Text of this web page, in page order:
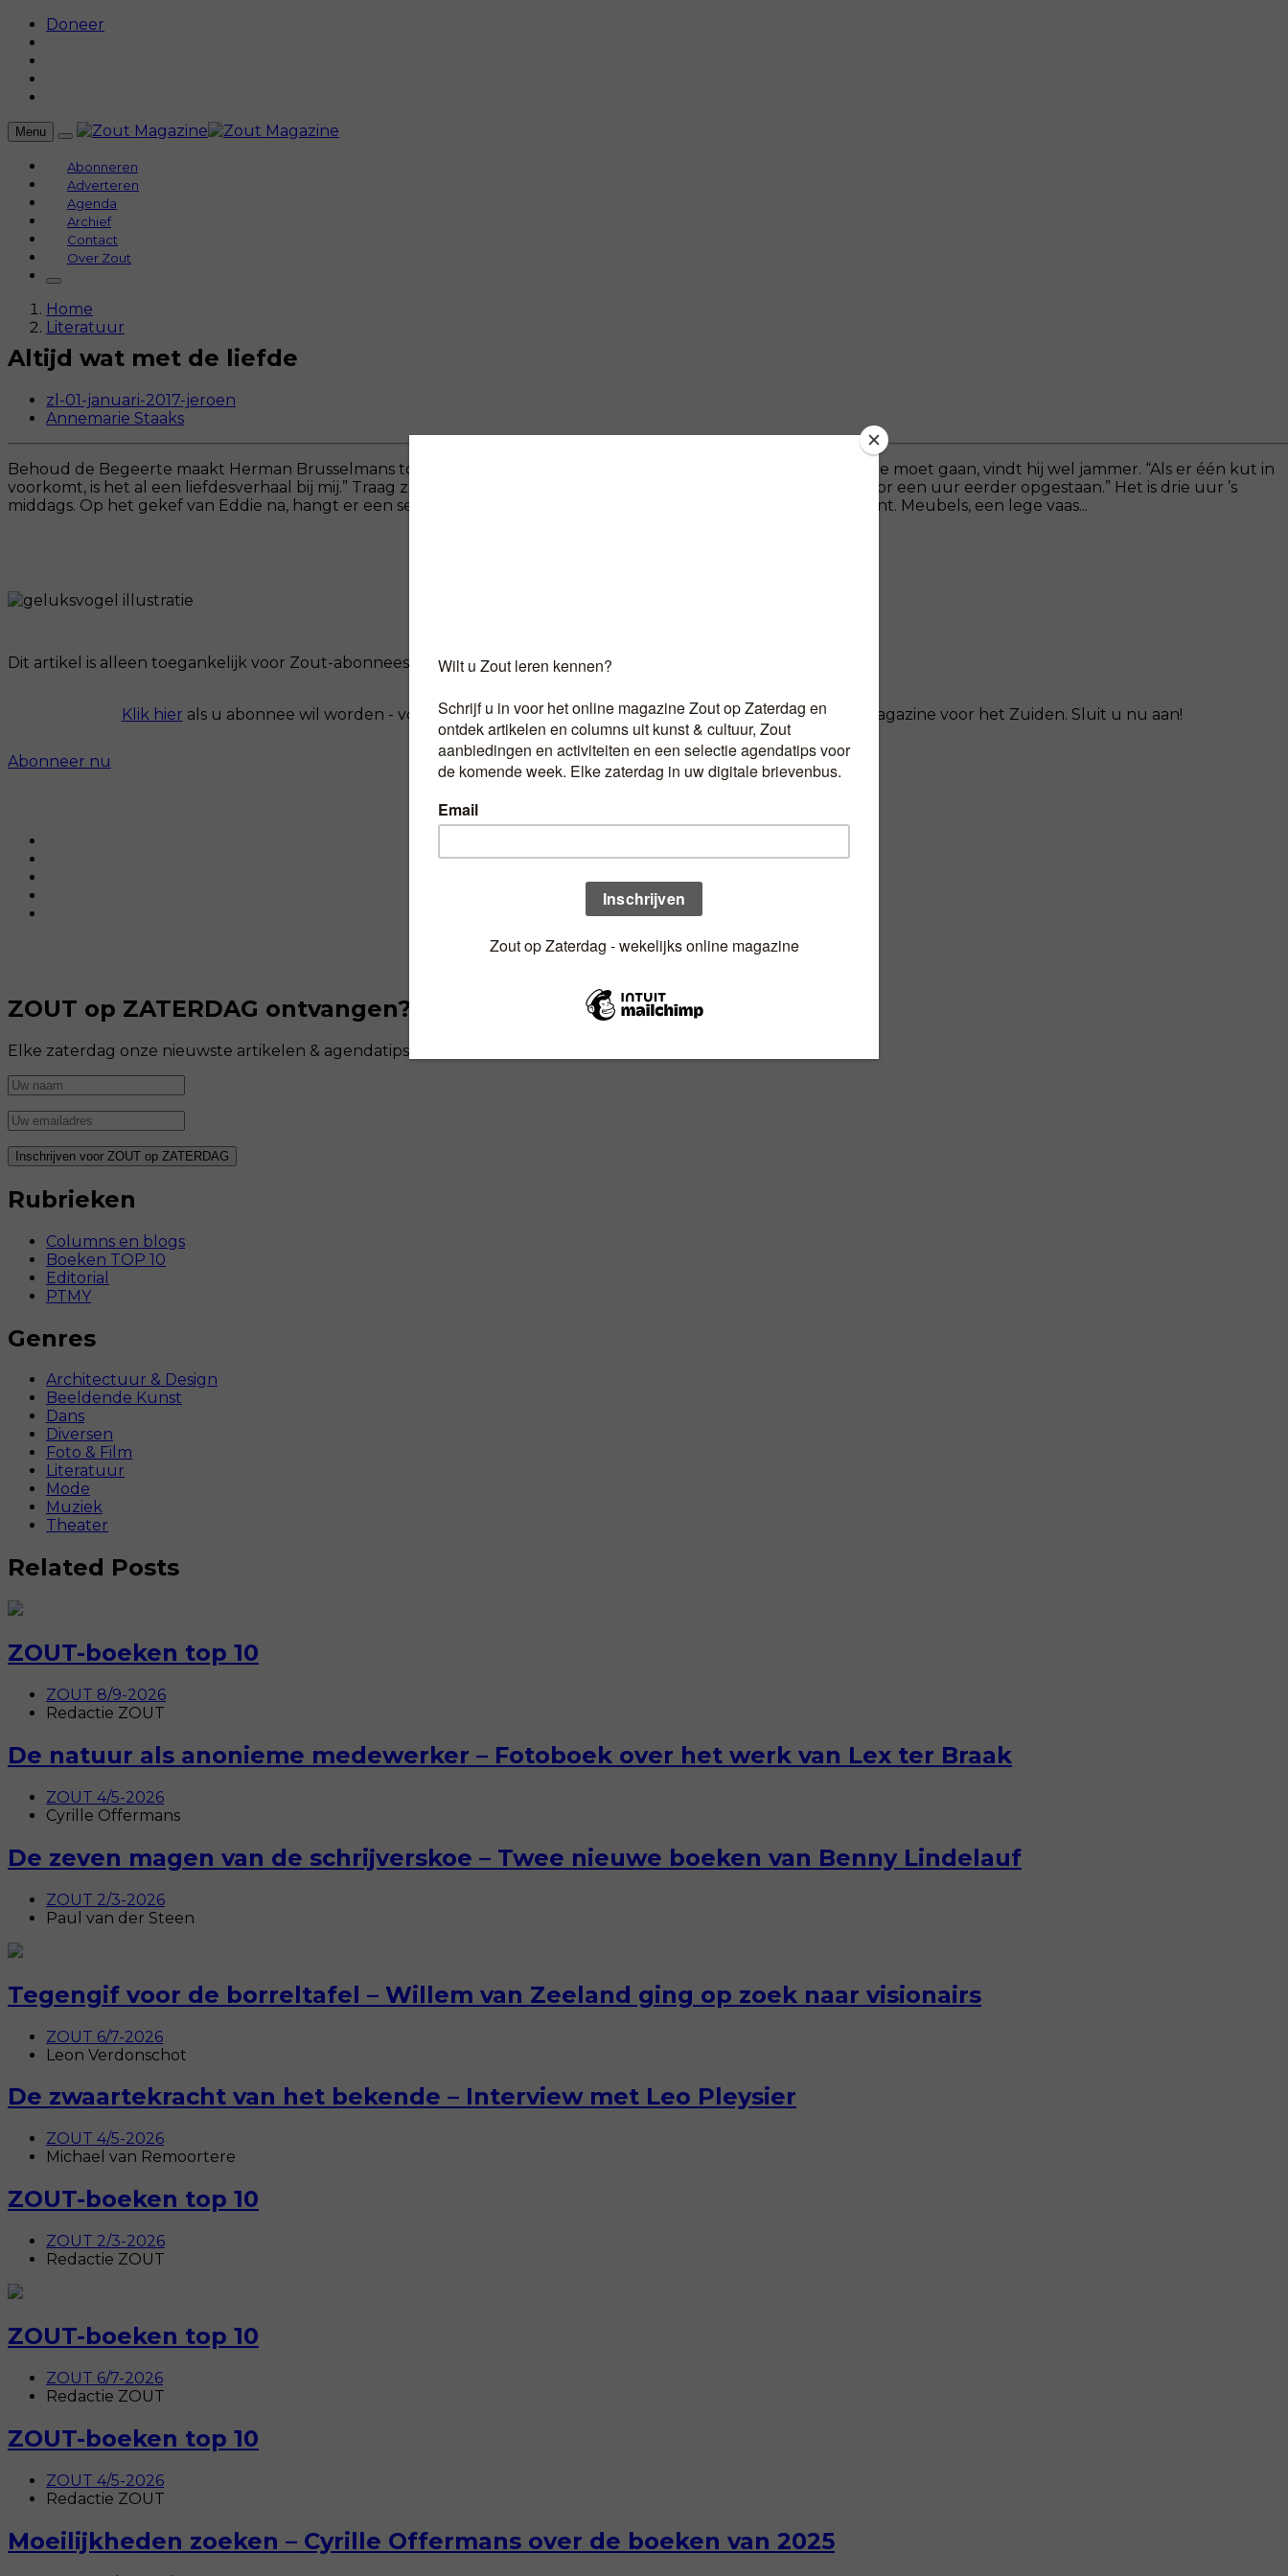
Doneer
Menu
Abonneren
Adverteren
Agenda
Archief
Contact
Over Zout
Home
Literatuur
Altijd wat met de liefde
zl-01-januari-2017-jeroen
Annemarie Staaks
Behoud de Begeerte maakt Herman Brusselmans tot thema van Saint Amour 2017. Dat het allemaal over de liefde moet gaan, vindt hij wel jammer. “Als er één kut in
voorkomt, is het al een liefdesverhaal bij mij.” Traag zakt Herman Brusselmans op zijn bank. “Ik ben speciaal hiervoor een uur eerder opgestaan.” Het is drie uur ’s
middags. Op het gekef van Eddie na, hangt er een serene rust in zijn minimalistisch ingerichte bovenwoning in Gent. Meubels, een lege vaas...
Dit artikel is alleen toegankelijk voor Zout-abonnees.
Klik hier als u abonnee wil worden - voor 6,60 euro per maand ontvangt u het kunst- en cultuurmagazine voor het Zuiden. Sluit u nu aan!
Abonneer nu
ZOUT op ZATERDAG ontvangen?
Elke zaterdag onze nieuwste artikelen & agendatips in uw mailbox
Rubrieken
Columns en blogs
Boeken TOP 10
Editorial
PTMY
Genres
Architectuur & Design
Beeldende Kunst
Dans
Diversen
Foto & Film
Literatuur
Mode
Muziek
Theater
Related Posts
ZOUT-boeken top 10
ZOUT 8/9-2026
Redactie ZOUT
De natuur als anonieme medewerker – Fotoboek over het werk van Lex ter Braak
ZOUT 4/5-2026
Cyrille Offermans
De zeven magen van de schrijverskoe – Twee nieuwe boeken van Benny Lindelauf
ZOUT 2/3-2026
Paul van der Steen
Tegengif voor de borreltafel – Willem van Zeeland ging op zoek naar visionairs
ZOUT 6/7-2026
Leon Verdonschot
De zwaartekracht van het bekende – Interview met Leo Pleysier
ZOUT 4/5-2026
Michael van Remoortere
ZOUT-boeken top 10
ZOUT 2/3-2026
Redactie ZOUT
ZOUT-boeken top 10
ZOUT 6/7-2026
Redactie ZOUT
ZOUT-boeken top 10
ZOUT 4/5-2026
Redactie ZOUT
Moeilijkheden zoeken – Cyrille Offermans over de boeken van 2025